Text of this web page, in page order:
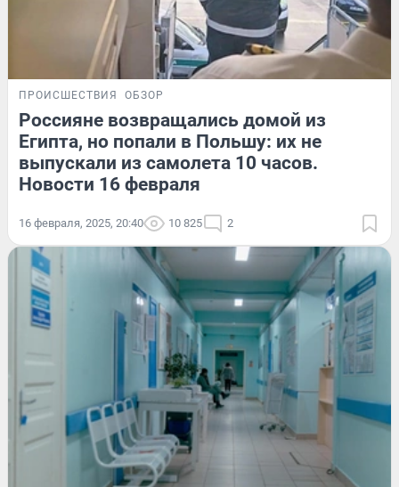
ПРОИСШЕСТВИЯ ОБЗОР
Россияне возвращались домой из
Египта, но попали в Польшу: их не
выпускали из самолета 10 часов.
Новости 16 февраля
16 февраля, 2025, 20:40 10 825 2